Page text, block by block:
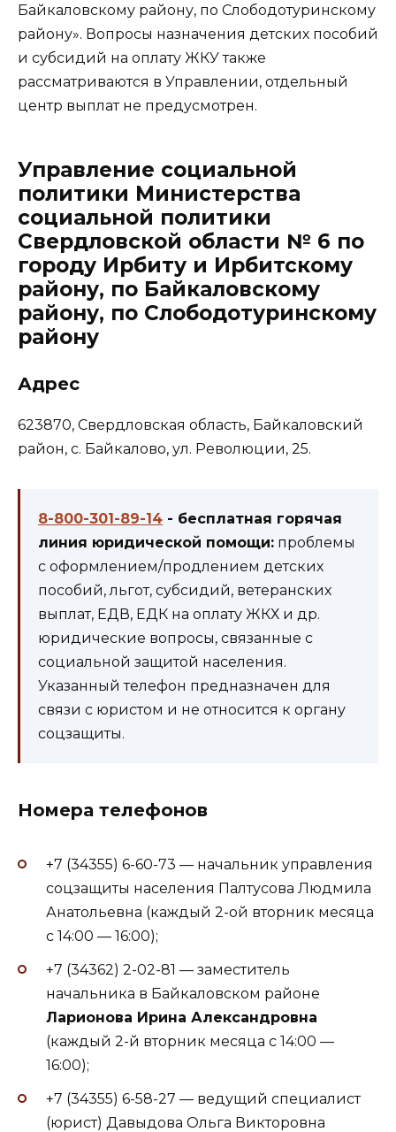
Байкаловскому району, по Слободотуринскому
району». Вопросы назначения детских пособий
и субсидий на оплату ЖКУ также
рассматриваются в Управлении, отдельный
центр выплат не предусмотрен.
Управление социальной
политики Министерства
социальной политики
Свердловской области № 6 по
городу Ирбиту и Ирбитскому
району, по Байкаловскому
району, по Слободотуринскому
району
Адрес
623870, Свердловская область, Байкаловский
район, с. Байкалово, ул. Революции, 25.
8-800-301-89-14 - бесплатная горячая
линия юридической помощи: проблемы
с оформлением/продлением детских
пособий, льгот, субсидий, ветеранских
выплат, ЕДВ, ЕДК на оплату ЖКХ и др.
юридические вопросы, связанные с
социальной защитой населения.
Указанный телефон предназначен для
связи с юристом и не относится к органу
соцзащиты.
Номера телефонов
+7 (34355) 6-60-73 — начальник управления
соцзащиты населения Палтусова Людмила
Анатольевна (каждый 2-ой вторник месяца
с 14:00 — 16:00);
+7 (34362) 2-02-81 — заместитель
начальника в Байкаловском районе
Ларионова Ирина Александровна
(каждый 2-й вторник месяца с 14:00 —
16:00);
+7 (34355) 6-58-27 — ведущий специалист
(юрист) Давыдова Ольга Викторовна